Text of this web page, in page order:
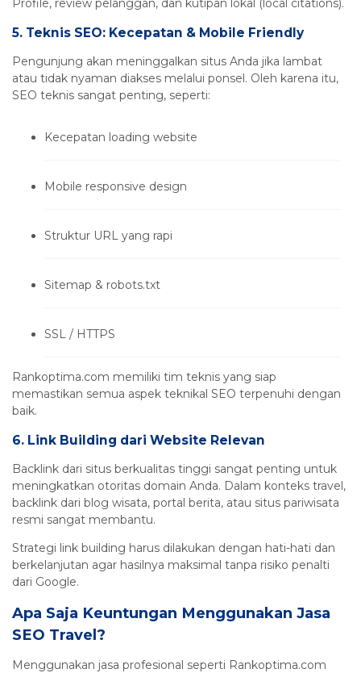
Profile, review pelanggan, dan kutipan lokal (local citations).
5. Teknis SEO: Kecepatan & Mobile Friendly
Pengunjung akan meninggalkan situs Anda jika lambat
atau tidak nyaman diakses melalui ponsel. Oleh karena itu,
SEO teknis sangat penting, seperti:
Kecepatan loading website
Mobile responsive design
Struktur URL yang rapi
Sitemap & robots.txt
SSL / HTTPS
Rankoptima.com memiliki tim teknis yang siap
memastikan semua aspek teknikal SEO terpenuhi dengan
baik.
6. Link Building dari Website Relevan
Backlink dari situs berkualitas tinggi sangat penting untuk
meningkatkan otoritas domain Anda. Dalam konteks travel,
backlink dari blog wisata, portal berita, atau situs pariwisata
resmi sangat membantu.
Strategi link building harus dilakukan dengan hati-hati dan
berkelanjutan agar hasilnya maksimal tanpa risiko penalti
dari Google.
Apa Saja Keuntungan Menggunakan Jasa
SEO Travel?
Menggunakan jasa profesional seperti Rankoptima.com